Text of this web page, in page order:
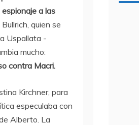
a las
quien se
Uspallata -
mucho:
contra Macri.
Kirchner, para
especulaba con
Alberto. La